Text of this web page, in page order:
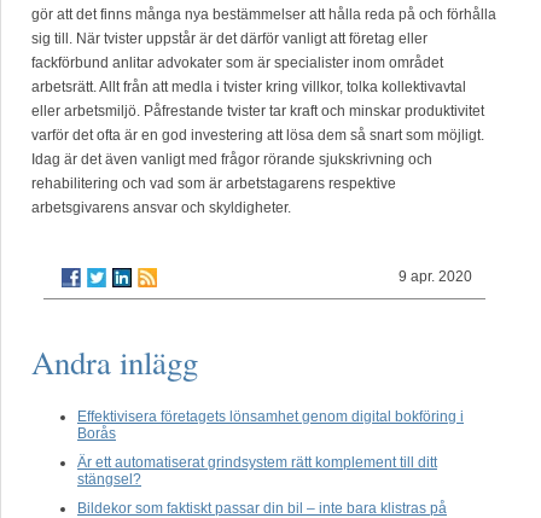
gör att det finns många nya bestämmelser att hålla reda på och förhålla
sig till. När tvister uppstår är det därför vanligt att företag eller
fackförbund anlitar advokater som är specialister inom området
arbetsrätt. Allt från att medla i tvister kring villkor, tolka kollektivavtal
eller arbetsmiljö. Påfrestande tvister tar kraft och minskar produktivitet
varför det ofta är en god investering att lösa dem så snart som möjligt.
Idag är det även vanligt med frågor rörande sjukskrivning och
rehabilitering och vad som är arbetstagarens respektive
arbetsgivarens ansvar och skyldigheter.
9 apr. 2020
Andra inlägg
Effektivisera företagets lönsamhet genom digital bokföring i
Borås
Är ett automatiserat grindsystem rätt komplement till ditt
stängsel?
Bildekor som faktiskt passar din bil – inte bara klistras på